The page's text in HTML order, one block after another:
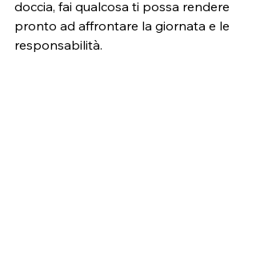
doccia, fai qualcosa ti possa rendere
pronto ad affrontare la giornata e le
responsabilità.